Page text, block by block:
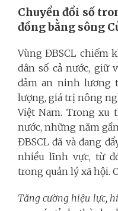
Chuyển đổi số
đồng bằng sông
Vùng ĐBSCL chiếm
dân số cả nước, giữ
đảm an ninh lương
lượng, giá trị nông
Việt Nam. Trong xu
nước, những năm
ĐBSCL đã và đang
nhiều lĩnh vực, từ
trong quản lý xã hội.
Tăng cường hiệu lực,